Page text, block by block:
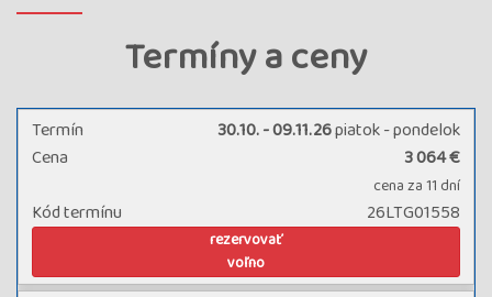
Termíny a ceny
Termín 30.10. - 09.11.26piatok - pondelok
Kód termínu 26LTG01558
Cena 3 064 €
cena za 11 dní
rezervovať
voľno